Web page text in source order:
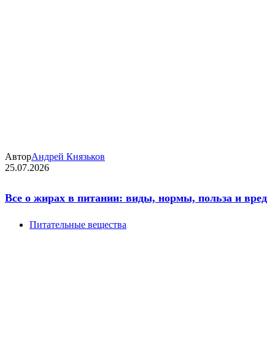
АвторАндрей Князьков
25.07.2026
Все о жирах в питании: виды, нормы, польза и вред
Питательные вещества